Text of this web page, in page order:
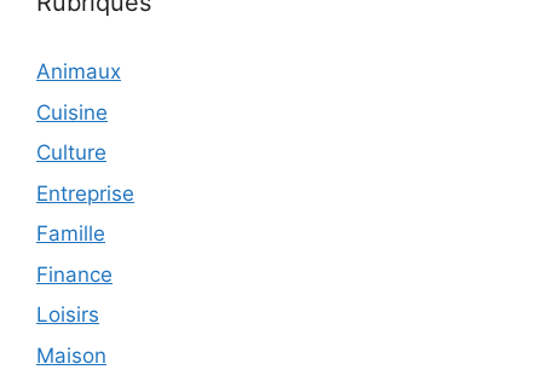
Animaux
Cuisine
Culture
Entreprise
Famille
Finance
Loisirs
Maison